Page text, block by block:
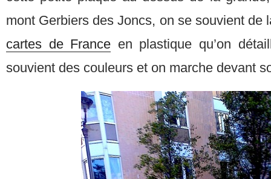
mont Gerbiers des Joncs, on se souvient de
cartes de France en plastique qu’on
souvient des couleurs et on marche devant